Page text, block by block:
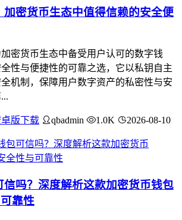
加密货币生态中值得信赖的安全便
加密货币生态中备受用户认可的数字钱
性与便捷性的可靠之选，它以私钥自主
机制，保障用户数字资产的私密性与安
版下载 qbadmin 1.0K 2026-08-10
信吗？深度解析这款加密货币钱包
靠性